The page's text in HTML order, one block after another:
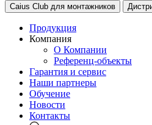
Caius Club для монтажников
Продукция
Компания
О Компании
Референц-объекты
Гарантия и сервис
Наши партнеры
Обучение
Новости
Контакты